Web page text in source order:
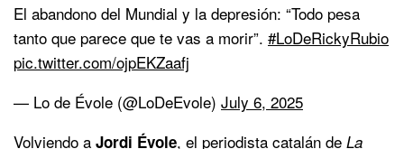
El abandono del Mundial y la depresión: “Todo pesa
tanto que parece que te vas a morir”. #LoDeRickyRubio
pic.twitter.com/ojpEKZaafj
— Lo de Évole (@LoDeEvole) July 6, 2025
Volviendo a Jordi Évole, el periodista catalán de La